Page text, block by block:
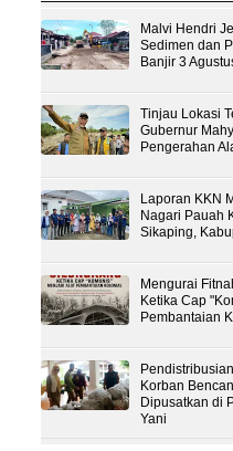
Malvi Hendri
Sedimen dan
Banjir 3
Tinjau Lokasi
Gubernur
Pengerahan
Laporan KKN
Nagari Pauah
Sikaping,
Mengurai
Ketika Cap
Pembantaian
Korban
Dipusatkan di
Yani